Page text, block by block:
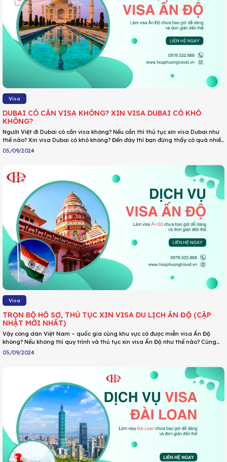
Visa
DUBAI CÓ CẦN VISA KHÔNG? XIN VISA DUBAI CÓ KHÓ
KHÔNG?
Người Việt đi Dubai có cần visa không? Nếu cần thì thủ tục xin visa Dubai như
thế nào? Xin visa Dubai có khó không? Đến đây thì bạn đừng thấy có quá nhiều
câu hỏi về visa Dubai mà đổi luôn địa điểm du lịch nha. Cứ thong thả ngồi
05/09/2024
Visa
TRỌN BỘ HỒ SƠ, THỦ TỤC XIN VISA DU LỊCH ẤN ĐỘ (CẬP
NHẬT MỚI NHẤT)
Vậy công dân Việt Nam – quốc gia cùng khu vực có được miễn visa Ấn Độ
không? Nếu không thì quy trình và thủ tục xin visa Ấn Độ như thế nào? Cùng
tìm hiểu chi tiết qua bài viết sau của DU LỊCH HOA PHƯỢNG nhé!
05/09/2024